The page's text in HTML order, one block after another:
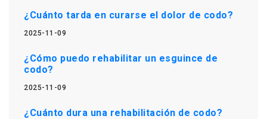
¿Cuánto tarda en curarse el dolor de codo?
2025-11-09
¿Cómo puedo rehabilitar un esguince de
codo?
2025-11-09
¿Cuánto dura una rehabilitación de codo?